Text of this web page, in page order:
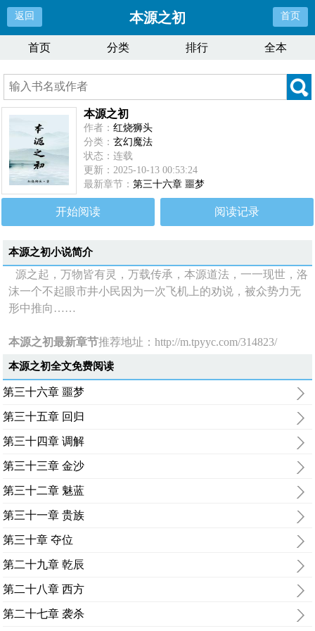
返回 本源之初 首页
首页 分类 排行 全本
本源之初
作者：红烧狮头
分类：玄幻魔法
状态：连载
更新：2025-10-13 00:53:24
最新章节：第三十六章 噩梦
开始阅读 阅读记录
本源之初小说简介
源之起，万物皆有灵，万载传承，本源道法，一一现世，洛
沫一个不起眼市井小民因为一次飞机上的劝说，被众势力无
形中推向……
本源之初最新章节推荐地址：http://m.tpyyc.com/314823/
本源之初全文免费阅读
第三十六章 噩梦
第三十五章 回归
第三十四章 调解
第三十三章 金沙
第三十二章 魅蓝
第三十一章 贵族
第三十章 夺位
第二十九章 乾辰
第二十八章 西方
第二十七章 袭杀